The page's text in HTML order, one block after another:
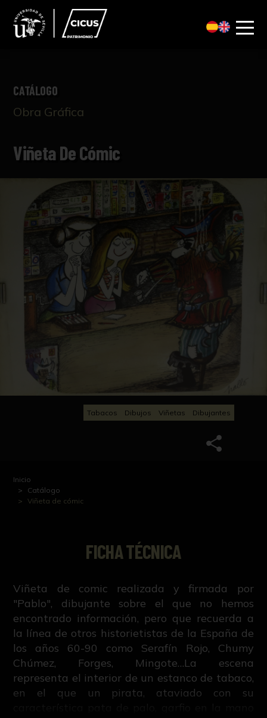
CATÁLOGO
Obra Gráfica
Viñeta De Cómic
Tabacos Dibujos Viñetas Dibujantes
Inicio
Catálogo
Viñeta de cómic
FICHA TÉCNICA
Viñeta de comic realizada y firmada por
"Pablo", dibujante sobre el que no hemos
encontrado información, pero que recuerda a
la línea de otros historietistas de la España de
los años 60-90 como Serafín Rojo, Chumy
Chúmez, Forges, Mingote…La escena
representa el interior de un estanco de tabaco,
en el que un pirata, ataviado con su